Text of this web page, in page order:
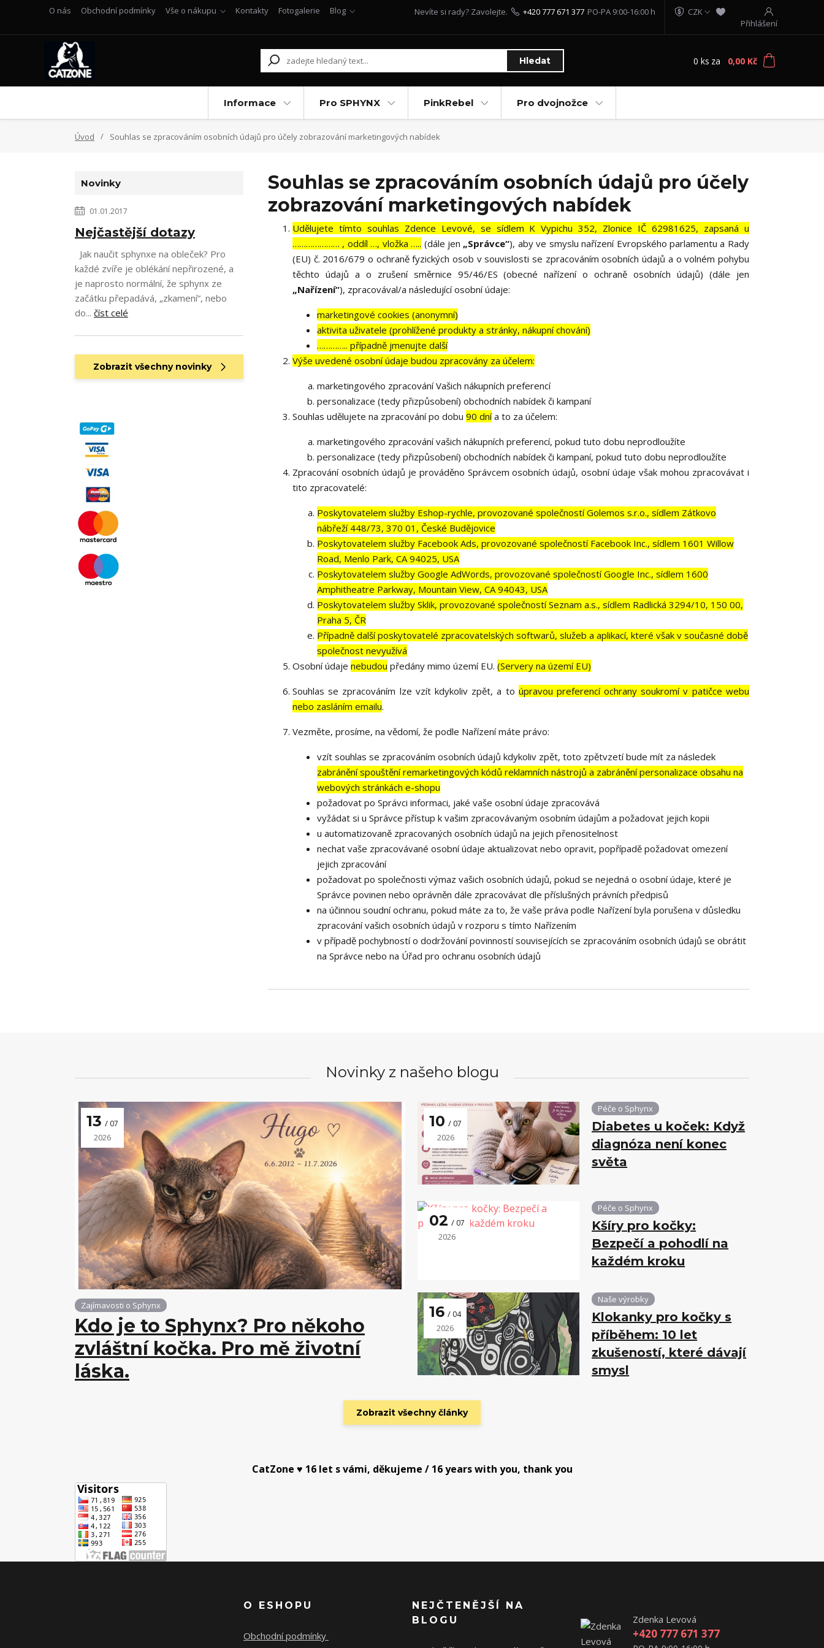
O nás Obchodní podmínky Vše o nákupu Kontakty Fotogalerie Blog
CZK
Přihlášení
Hledat
Nevíte si rady? Zavolejte. +420 777 671 377 PO-PA 9:00-16:00 h
0 ks za 0,00 Kč
Informace Pro SPHYNX PinkRebel Pro dvojnožce
Úvod Souhlas se zpracováním osobních údajů pro účely zobrazování marketingových nabídek
Novinky
01.01.2017
Nejčastější dotazy
Jak naučit sphynxe na obleček? Pro
každé zvíře je oblékání nepřirozené, a
je naprosto normální, že sphynx ze
začátku přepadává, „zkamení“, nebo
do... číst celé
Zobrazit všechny novinky
Souhlas se zpracováním osobních údajů pro účely
zobrazování marketingových nabídek
Udělujete tímto souhlas Zdence Levové, se sídlem K Vypichu 352, Zlonice IČ 62981625, zapsaná u
………………… , oddíl …, vložka ….. (dále jen „Správce“), aby ve smyslu nařízení Evropského parlamentu a Rady
(EU) č. 2016/679 o ochraně fyzických osob v souvislosti se zpracováním osobních údajů a o volném pohybu
těchto údajů a o zrušení směrnice 95/46/ES (obecné nařízení o ochraně osobních údajů) (dále jen
„Nařízení“), zpracovával/a následující osobní údaje:
marketingové cookies (anonymní)
aktivita uživatele (prohlížené produkty a stránky, nákupní chování)
………….. případně jmenujte další
Výše uvedené osobní údaje budou zpracovány za účelem:
marketingového zpracování Vašich nákupních preferencí
personalizace (tedy přizpůsobení) obchodních nabídek či kampaní
Souhlas udělujete na zpracování po dobu 90 dnía to za účelem:
marketingového zpracování vašich nákupních preferencí, pokud tuto dobu neprodloužíte
personalizace (tedy přizpůsobení) obchodních nabídek či kampaní, pokud tuto dobu neprodloužíte
Zpracování osobních údajů je prováděno Správcem osobních údajů, osobní údaje však mohou zpracovávat i
tito zpracovatelé:
Poskytovatelem služby Eshop-rychle, provozované společností Golemos s.r.o., sídlem Zátkovo
nábřeží 448/73, 370 01, České Budějovice
Poskytovatelem služby Facebook Ads, provozované společností Facebook Inc., sídlem 1601 Willow
Road, Menlo Park, CA 94025, USA
Poskytovatelem služby Google AdWords, provozované společností Google Inc., sídlem 1600
Amphitheatre Parkway, Mountain View, CA 94043, USA
Poskytovatelem služby Sklik, provozované společností Seznam a.s., sídlem Radlická 3294/10, 150 00,
Praha 5, ČR
Případně další poskytovatelé zpracovatelských softwarů, služeb a aplikací, které však v současné době
společnost nevyužívá
Osobní údaje nebudou předány mimo území EU. (Servery na území EU)
Souhlas se zpracováním lze vzít kdykoliv zpět, a to úpravou preferencí ochrany soukromí v patičce webu
nebo zasláním emailu.
Vezměte, prosíme, na vědomí, že podle Nařízení máte právo:
vzít souhlas se zpracováním osobních údajů kdykoliv zpět, toto zpětvzetí bude mít za následek
zabránění spouštění remarketingových kódů reklamních nástrojů a zabránění personalizace obsahu na
webových stránkách e-shopu
požadovat po Správci informaci, jaké vaše osobní údaje zpracovává
vyžádat si u Správce přístup k vašim zpracovávaným osobním údajům a požadovat jejich kopii
u automatizovaně zpracovaných osobních údajů na jejich přenositelnost
nechat vaše zpracovávané osobní údaje aktualizovat nebo opravit, popřípadě požadovat omezení
jejich zpracování
požadovat po společnosti výmaz vašich osobních údajů, pokud se nejedná o osobní údaje, které je
Správce povinen nebo oprávněn dále zpracovávat dle příslušných právních předpisů
na účinnou soudní ochranu, pokud máte za to, že vaše práva podle Nařízení byla porušena v důsledku
zpracování vašich osobních údajů v rozporu s tímto Nařízením
v případě pochybností o dodržování povinností souvisejících se zpracováním osobních údajů se obrátit
na Správce nebo na Úřad pro ochranu osobních údajů
Novinky z našeho blogu
13 07
2026
Zajímavosti o Sphynx
Kdo je to Sphynx? Pro někoho
zvláštní kočka. Pro mě životní
láska.
10 07
2026
Péče o Sphynx
Diabetes u koček: Když
diagnóza není konec
světa
02 07
2026
Péče o Sphynx
Kšíry pro kočky:
Bezpečí a pohodlí na
každém kroku
16 04
2026
Naše výrobky
Klokanky pro kočky s
příběhem: 10 let
zkušeností, které dávají
smysl
Zobrazit všechny články
CatZone ♥ 16 let s vámi, děkujeme / 16 years with you, thank you
O ESHOPU
Obchodní podmínky
NEJČTENĚJŠÍ NA
BLOGU
Zdenka Levová
+420 777 671 377